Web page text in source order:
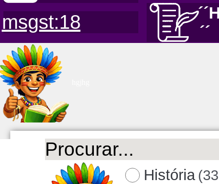
msgst:18
´´
História